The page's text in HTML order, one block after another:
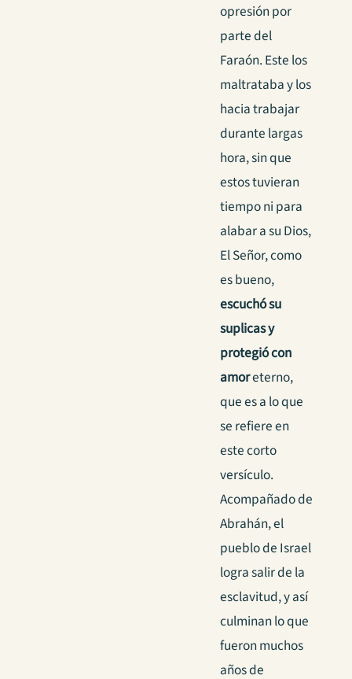
opresión por
parte del
Faraón. Este los
maltrataba y los
hacia trabajar
durante largas
hora, sin que
estos tuvieran
tiempo ni para
alabar a su Dios,
El Señor, como
es bueno,
escuchó su
suplicas y
protegió con
amoreterno,
que es a lo que
se refiere en
este corto
versículo.
Acompañado de
Abrahán, el
pueblo de Israel
logra salir de la
esclavitud, y así
culminan lo que
fueron muchos
años de